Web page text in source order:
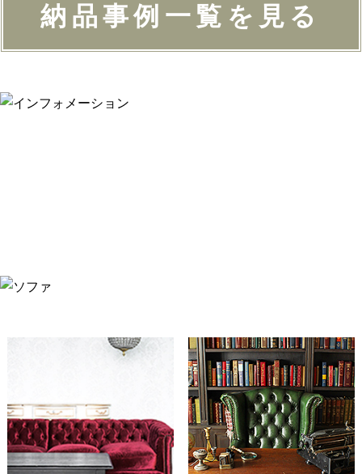
納品事例一覧を見る